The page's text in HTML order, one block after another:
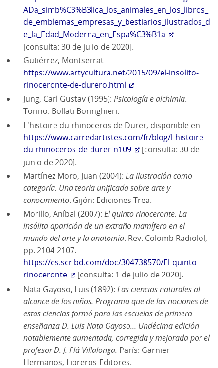
ADa_simb%C3%B3lica_los_animales_en_los_libros_
de_emblemas_empresas_y_bestiarios_ilustrados_d
e_la_Edad_Moderna_en_Espa%C3%B1a
[consulta: 30 de julio de 2020].
Gutiérrez, Montserrat
https://www.artycultura.net/2015/09/el-insolito-
rinoceronte-de-durero.html
Jung, Carl Gustav (1995): Psicología e alchimia.
Torino: Bollati Boringhieri.
L'histoire du rhinoceros de Dürer, disponible en
https://www.carredartistes.com/fr/blog/l-histoire-
du-rhinoceros-de-durer-n109
[consulta: 30 de
junio de 2020].
Martínez Moro, Juan (2004): La ilustración como
categoría. Una teoría unificada sobre arte y
conocimiento. Gijón: Ediciones Trea.
Morillo, Aníbal (2007): El quinto rinoceronte. La
insólita aparición de un extraño mamífero en el
mundo del arte y la anatomía. Rev. Colomb Radiolol,
pp. 2104-2107.
https://es.scribd.com/doc/304738570/El-quinto-
rinoceronte
[consulta: 1 de julio de 2020].
Nata Gayoso, Luis (1892): Las ciencias naturales al
alcance de los niños. Programa que de las nociones de
estas ciencias formó para las escuelas de primera
enseñanza D. Luis Nata Gayoso… Undécima edición
notablemente aumentada, corregida y mejorada por el
profesor D. J. Plá Villalonga. París: Garnier
Hermanos, Libreros-Editores.